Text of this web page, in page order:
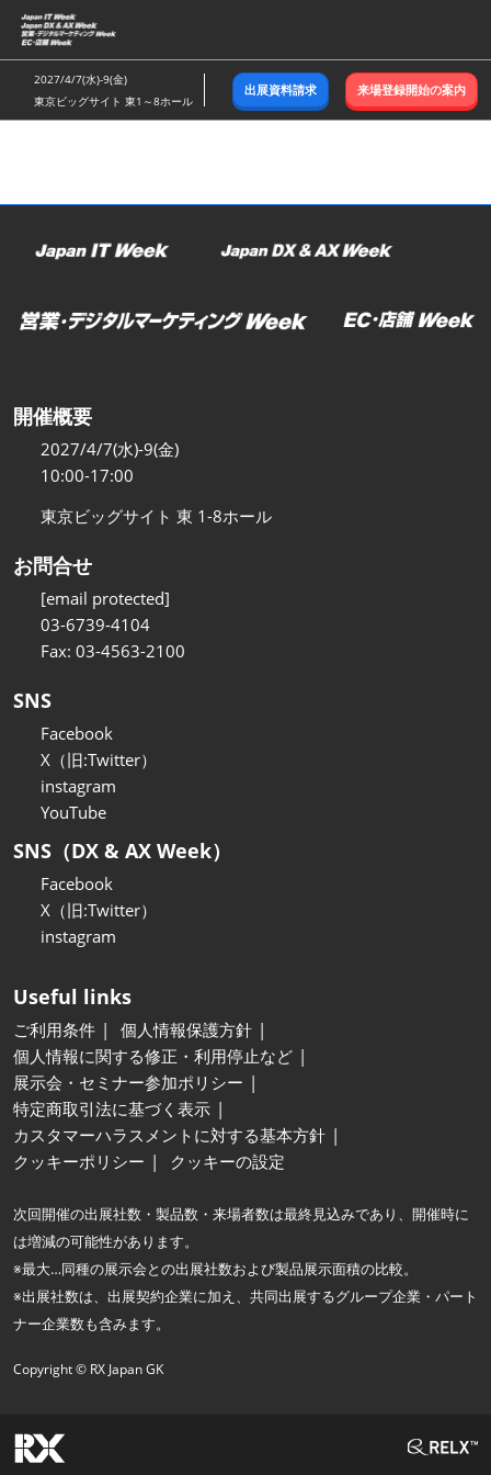
ス
キ
ッ
し
む
2027/4/7(水)-9(金)
東京ビッグサイト 東1～8ホール
出展資料請求 来場登録開始の案内
開催概要
2027/4/7(水)-9(金)
10:00-17:00
東京ビッグサイト 東 1-8ホール
お問合せ
[email protected]
03-6739-4104
Fax: 03-4563-2100
SNS
Facebook
X（旧:Twitter）
instagram
YouTube
SNS（DX & AX Week）
Facebook
X（旧:Twitter）
instagram
Useful links
ご利用条件
個人情報保護方針
個人情報に関する修正・利用停止など
展示会・セミナー参加ポリシー
特定商取引法に基づく表示
カスタマーハラスメントに対する基本方針
クッキーポリシー
クッキーの設定
次回開催の出展社数・製品数・来場者数は最終見込みであり、開催時に
は増減の可能性があります。
※最大…同種の展示会との出展社数および製品展示面積の比較。
※出展社数は、出展契約企業に加え、共同出展するグループ企業・パート
ナー企業数も含みます。
Copyright © RX Japan GK